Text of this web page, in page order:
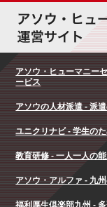
アソウ・ヒューマニー
ービス
アソウの人材派遣 - 派
ユニクリナビ - 学生の
教育研修 - 一人一人の
アソウ・アルファ - 九
福利厚生倶楽部九州 -